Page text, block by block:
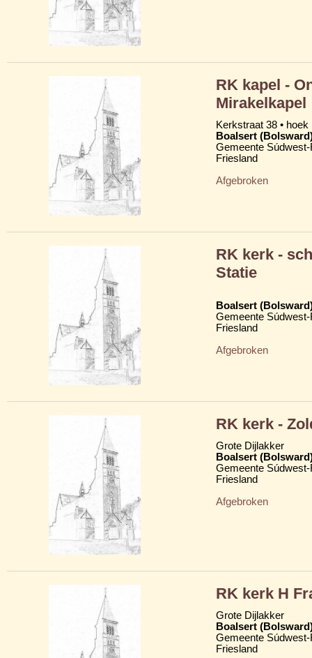
RK kapel -
Mirakelkapel
Kerkstraat 38 •
Boalsert
Gemeente
Friesland
Afgebroken
RK kerk -
Statie
Boalsert
Gemeente
Friesland
Afgebroken
RK kerk -
Grote Dijlakker
Boalsert
Gemeente
Friesland
Afgebroken
RK kerk H
Grote Dijlakker
Boalsert
Gemeente
Friesland